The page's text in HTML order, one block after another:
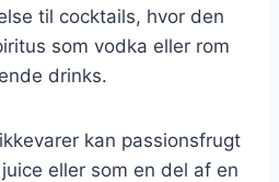
til cocktails, hvor den
som vodka eller rom
drinks.
kan passionsfrugt
eller som en del af en